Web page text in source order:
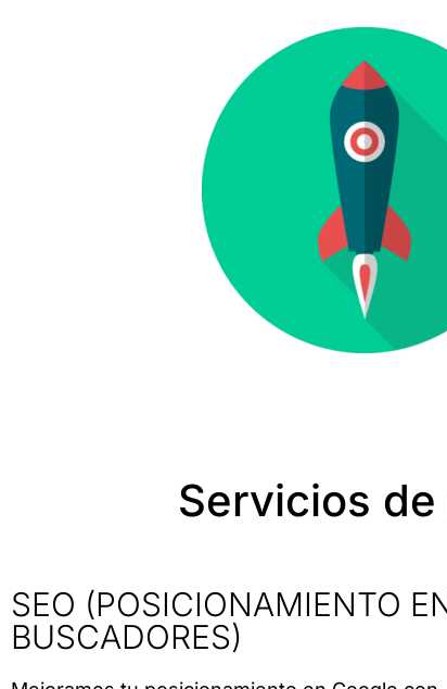
Servicios
SEO (POSICIONAMIENTO
BUSCADORES)